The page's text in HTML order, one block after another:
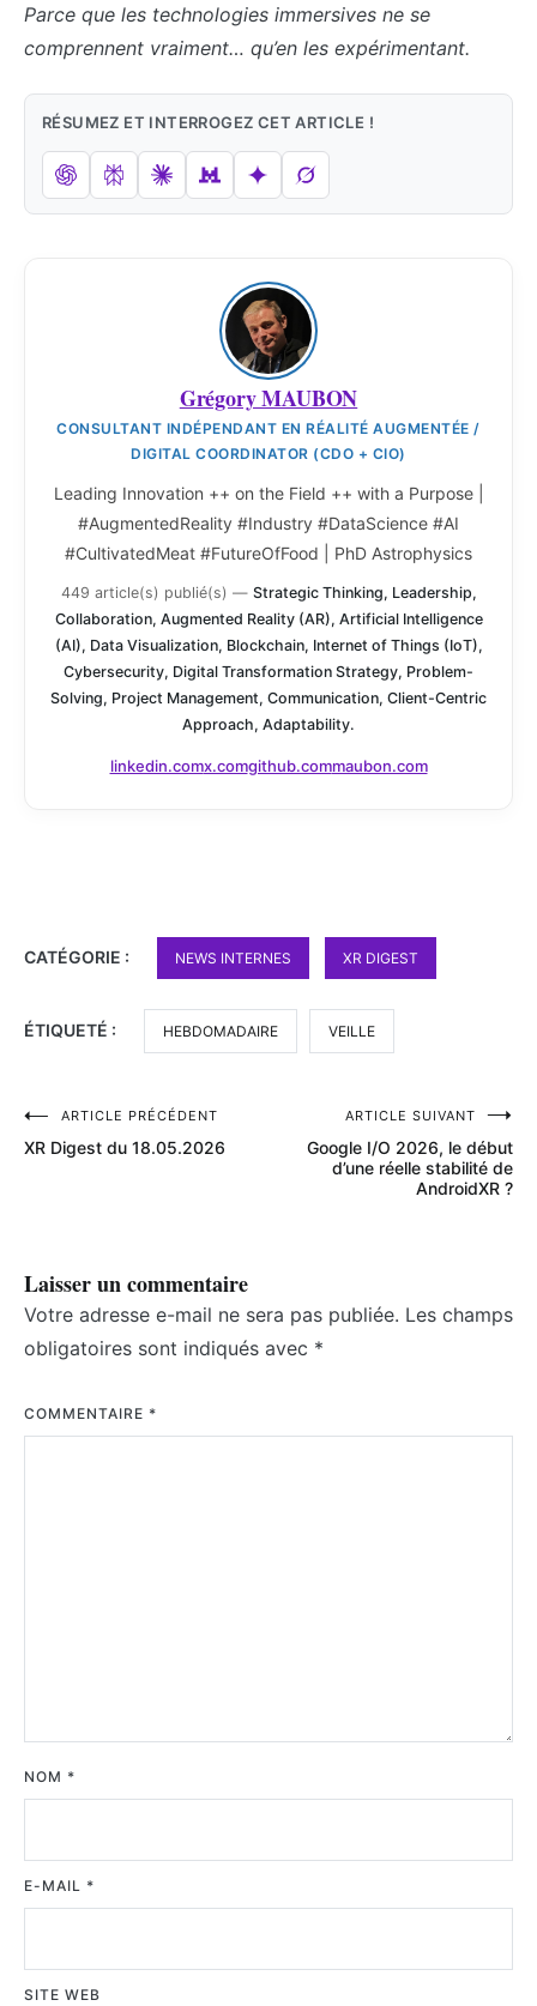
Parce que les technologies immersives ne se
comprennent vraiment… qu’en les expérimentant.
RÉSUMEZ ET INTERROGEZ CET ARTICLE !
Grégory MAUBON
CONSULTANT INDÉPENDANT EN RÉALITÉ AUGMENTÉE /
DIGITAL COORDINATOR (CDO + CIO)
Leading Innovation ++ on the Field ++ with a Purpose |
#AugmentedReality #Industry #DataScience #AI
#CultivatedMeat #FutureOfFood | PhD Astrophysics
449 article(s) publié(s) — Strategic Thinking, Leadership,
Collaboration, Augmented Reality (AR), Artificial Intelligence
(AI), Data Visualization, Blockchain, Internet of Things (IoT),
Cybersecurity, Digital Transformation Strategy, Problem-
Solving, Project Management, Communication, Client-Centric
Approach, Adaptability.
linkedin.comx.comgithub.commaubon.com
CATÉGORIE : NEWS INTERNES XR DIGEST
ÉTIQUETÉ : HEBDOMADAIRE VEILLE
Navigation
ARTICLE PRÉCÉDENT
XR Digest du 18.05.2026
ARTICLE SUIVANT
Google I/O 2026, le début
d’une réelle stabilité de
AndroidXR ?
Laisser un commentaire
Votre adresse e-mail ne sera pas publiée. Les champs
obligatoires sont indiqués avec *
COMMENTAIRE *
NOM *
E-MAIL *
SITE WEB